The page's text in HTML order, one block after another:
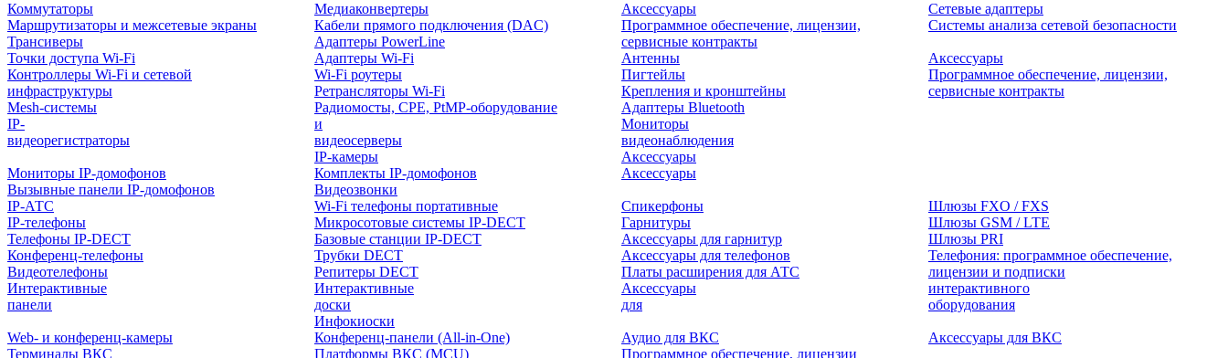
Коммутаторы
Маршрутизаторы и межсетевые экраны
Трансиверы
Медиаконвертеры
Кабели прямого подключения (DAC)
Адаптеры PowerLine
Аксессуары
Программное обеспечение, лицензии,
сервисные контракты
Сетевые адаптеры
Системы анализа сетевой безопасности
Точки доступа Wi-Fi
Контроллеры Wi-Fi и сетевой
инфраструктуры
Mesh-системы
Адаптеры Wi-Fi
Wi-Fi роутеры
Ретрансляторы Wi-Fi
Радиомосты, CPE, PtMP-оборудование
Антенны
Пигтейлы
Крепления и кронштейны
Адаптеры Bluetooth
Аксессуары
Программное обеспечение, лицензии,
сервисные контракты
IP-
видеорегистраторы
и
видеосерверы
IP-камеры
Мониторы
видеонаблюдения
Аксессуары
Мониторы IP-домофонов
Вызывные панели IP-домофонов
Комплекты IP-домофонов
Видеозвонки
Аксессуары
IP-АТС
IP-телефоны
Телефоны IP-DECT
Конференц-телефоны
Видеотелефоны
Wi-Fi телефоны портативные
Микросотовые системы IP-DECT
Базовые станции IP-DECT
Трубки DECT
Репитеры DECT
Спикерфоны
Гарнитуры
Аксессуары для гарнитур
Аксессуары для телефонов
Платы расширения для АТС
Шлюзы FXO / FXS
Шлюзы GSM / LTE
Шлюзы PRI
Телефония: программное обеспечение,
лицензии и подписки
Интерактивные
панели
Интерактивные
доски
Инфокиоски
Аксессуары
для
интерактивного
оборудования
Web- и конференц-камеры
Терминалы ВКС
Конференц-панели (All-in-One)
Платформы ВКС (MCU)
Аудио для ВКС
Программное обеспечение, лицензии
Аксессуары для ВКС